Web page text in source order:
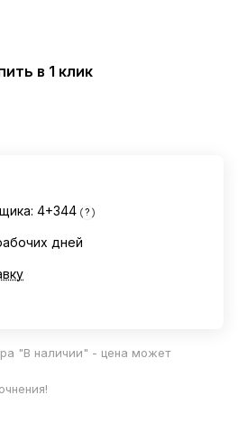
в 1 клик
4+344 ?
дней
"В наличии" - цена может